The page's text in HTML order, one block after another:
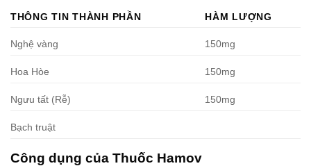
THÔNG TIN THÀNH PHẦN HÀM LƯỢNG
Nghệ vàng 150mg
Hoa Hòe 150mg
Ngưu tất (Rễ) 150mg
Bạch truật
Công dụng của Thuốc Hamov